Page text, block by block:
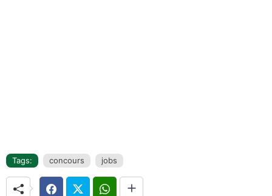
Tags: concours jobs